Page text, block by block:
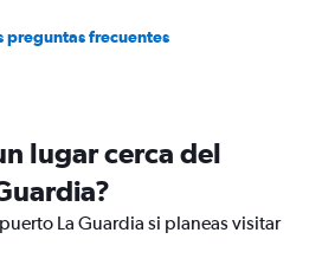
preguntas frecuentes
lugar cerca del
La Guardia si planeas visitar